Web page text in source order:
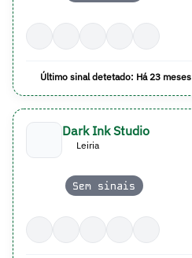
Último sinal detetado: Há 23 meses
Dark Ink Studio
Leiria
Sem sinais